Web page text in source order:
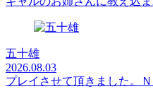
五十雄
2026.08.03
プレイさせて頂きました。